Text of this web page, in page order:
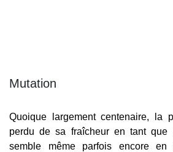
Mutation
Quoique largement centenaire, la
perdu de sa fraîcheur en tant que
semble même parfois encore